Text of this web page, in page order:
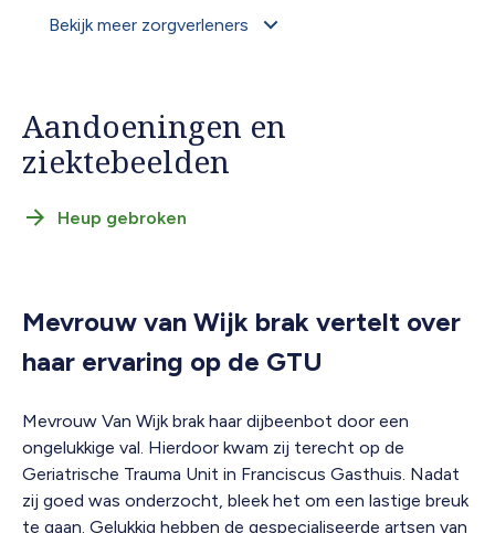
Bekijk meer zorgverleners
Aandoeningen en
ziektebeelden
Heup gebroken
Mevrouw van Wijk brak vertelt over
haar ervaring op de GTU
Mevrouw Van Wijk brak haar dijbeenbot door een
ongelukkige val. Hierdoor kwam zij terecht op de
Geriatrische Trauma Unit in Franciscus Gasthuis. Nadat
zij goed was onderzocht, bleek het om een lastige breuk
te gaan. Gelukkig hebben de gespecialiseerde artsen van